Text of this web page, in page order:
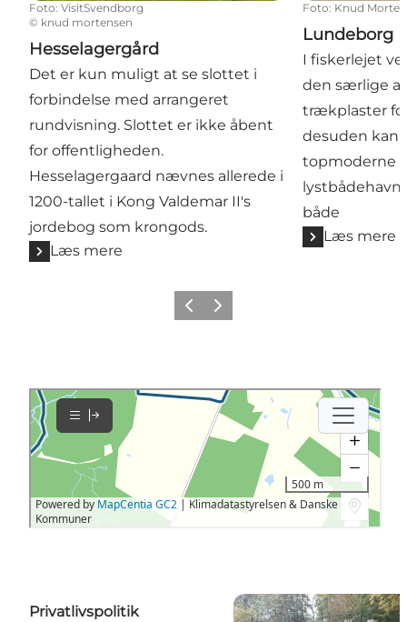
Foto: VisitSvendborg
© knud mortensen
Hesselagergård
Det er kun muligt at se slottet i
forbindelse med arrangeret
rundvisning. Slottet er ikke åbent
for offentligheden.
Hesselagergaard nævnes allerede i
1200-tallet i Kong Valdemar II's
jordebog som krongods.
Læs mere
Foto: Knud
Lundeborg
I fiskerlejet
den særlige
trækplaster
desuden kan
topmoderne
både
Læs mere
ForrigeNæste
Privatlivspolitik